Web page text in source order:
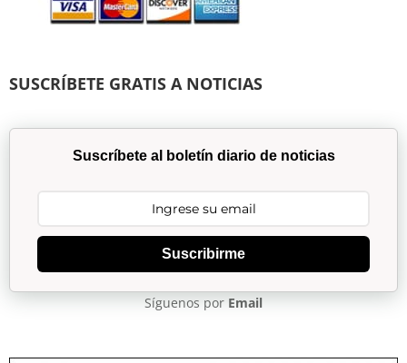
SUSCRÍBETE GRATIS A NOTICIAS
Suscríbete al boletín diario de noticias
Suscribirme
Síguenos por Email